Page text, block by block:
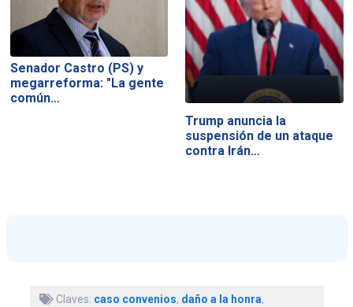
Senador Castro (PS) y
megarreforma: "La gente
común…
Trump anuncia la
suspensión de un ataque
contra Irán…
Claves: caso convenios, daño a la honra,